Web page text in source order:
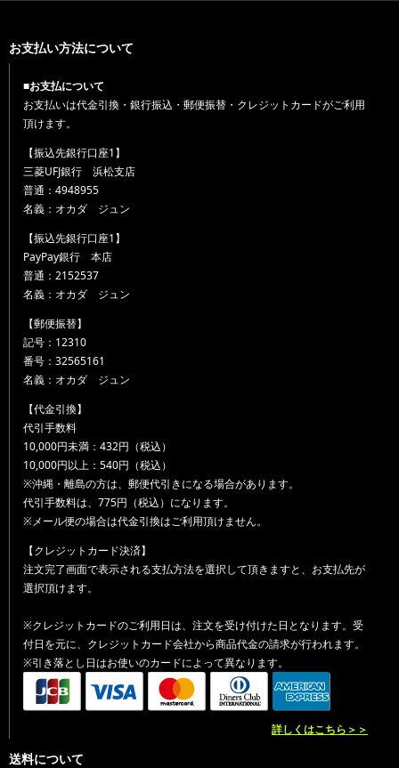
お支払い方法について
■お支払について
お支払いは代金引換・銀行振込・郵便振替・クレジットカードがご利用
頂けます。
【振込先銀行口座1】
三菱UFJ銀行 浜松支店
普通：4948955
名義：オカダ ジュン
【振込先銀行口座1】
PayPay銀行 本店
普通：2152537
名義：オカダ ジュン
【郵便振替】
記号：12310
番号：32565161
名義：オカダ ジュン
【代金引換】
代引手数料
10,000円未満：432円（税込）
10,000円以上：540円（税込）
※沖縄・離島の方は、郵便代引きになる場合があります。
代引手数料は、775円（税込）になります。
※メール便の場合は代金引換はご利用頂けません。
【クレジットカード決済】
注文完了画面で表示される支払方法を選択して頂きますと、お支払先が
選択頂けます。
※クレジットカードのご利用日は、注文を受け付けた日となります。受
付日を元に、クレジットカード会社から商品代金の請求が行われます。
※引き落とし日はお使いのカードによって異なります。
詳しくはこちら＞＞
送料について